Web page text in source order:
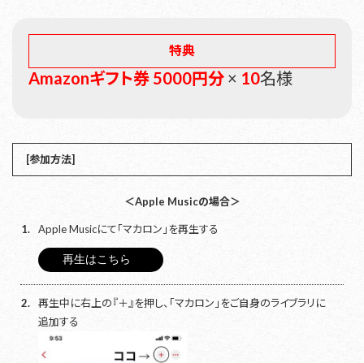
特典
Amazonギフト券 5000円分 × 10名様
[参加方法]
＜Apple Musicの場合＞
1. Apple Musicにて「マカロン」を再生する
再生はこちら
2.
再生中に右上の『＋』を押し、「マカロン」をご自身のライブラリに
追加する